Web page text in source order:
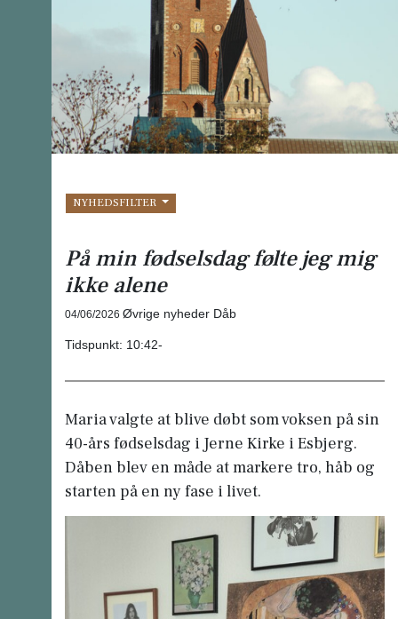
NYHEDSFILTER
På min fødselsdag følte jeg mig
ikke alene
04/06/2026 Øvrige nyheder Dåb
Tidspunkt: 10:42-
Maria valgte at blive døbt som voksen på sin
40-års fødselsdag i Jerne Kirke i Esbjerg.
Dåben blev en måde at markere tro, håb og
starten på en ny fase i livet.